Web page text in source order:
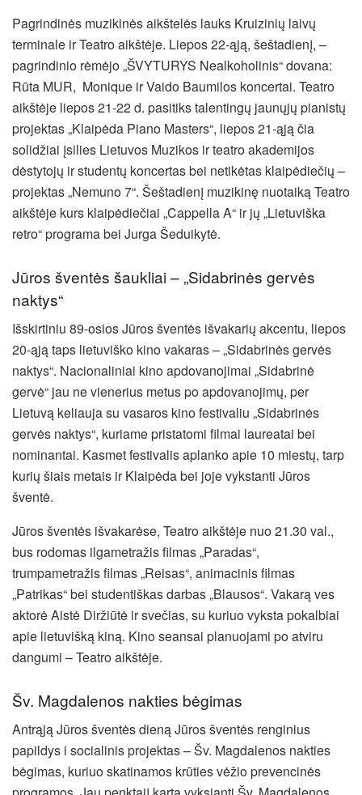
Pagrindinės muzikinės aikštelės lauks Kruizinių laivų
terminale ir Teatro aikštėje. Liepos 22-ąją, šeštadienį, –
pagrindinio rėmėjo „ŠVYTURYS Nealkoholinis“ dovana:
Rūta MUR, Monique ir Vaido Baumilos koncertai. Teatro
aikštėje liepos 21-22 d. pasitiks talentingų jaunųjų pianistų
projektas „Klaipėda Piano Masters“, liepos 21-ąją čia
solidžiai įsilies Lietuvos Muzikos ir teatro akademijos
dėstytojų ir studentų koncertas bei netikėtas klaipėdiečių –
projektas „Nemuno 7“. Šeštadienį muzikinę nuotaiką Teatro
aikštėje kurs klaipėdiečiai „Cappella A“ ir jų „Lietuviška
retro“ programa bei Jurga Šeduikytė.
Jūros šventės šaukliai – „Sidabrinės gervės
naktys“
Išskirtiniu 89-osios Jūros šventės išvakarių akcentu, liepos
20-ąją taps lietuviško kino vakaras – „Sidabrinės gervės
naktys“. Nacionaliniai kino apdovanojimai „Sidabrinė
gervė“ jau ne vienerius metus po apdovanojimų, per
Lietuvą keliauja su vasaros kino festivaliu „Sidabrinės
gervės naktys“, kuriame pristatomi filmai laureatai bei
nominantai. Kasmet festivalis aplanko apie 10 miestų, tarp
kurių šiais metais ir Klaipėda bei joje vykstanti Jūros
šventė.
Jūros šventės išvakarėse, Teatro aikštėje nuo 21.30 val.,
bus rodomas ilgametražis filmas „Paradas“,
trumpametražis filmas „Reisas“, animacinis filmas
„Patrikas“ bei studentiškas darbas „Blausos“. Vakarą ves
aktorė Aistė Diržiūtė ir svečias, su kuriuo vyksta pokalbiai
apie lietuvišką kiną. Kino seansai planuojami po atviru
dangumi – Teatro aikštėje.
Šv. Magdalenos nakties bėgimas
Antrąją Jūros šventės dieną Jūros šventės renginius
papildys i socialinis projektas – Šv. Magdalenos nakties
bėgimas, kuriuo skatinamos krūties vėžio prevencinės